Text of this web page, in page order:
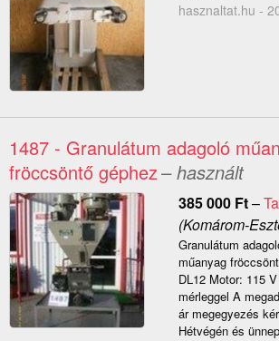
hasznaltat.hu -
1487 - Granulátum adagoló
fröccsöntő géphez– használt
385 000 Ft–
(Komárom-
Granulátum
műanyag
DL12 Motor: 115
mérleggel A
ár megegyezés
Hétvégén és